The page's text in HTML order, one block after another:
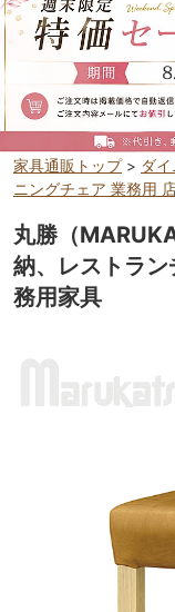
家具通販トップ> ダ
ニングチェア 業務用
丸勝（
納、レストラ
務用家具